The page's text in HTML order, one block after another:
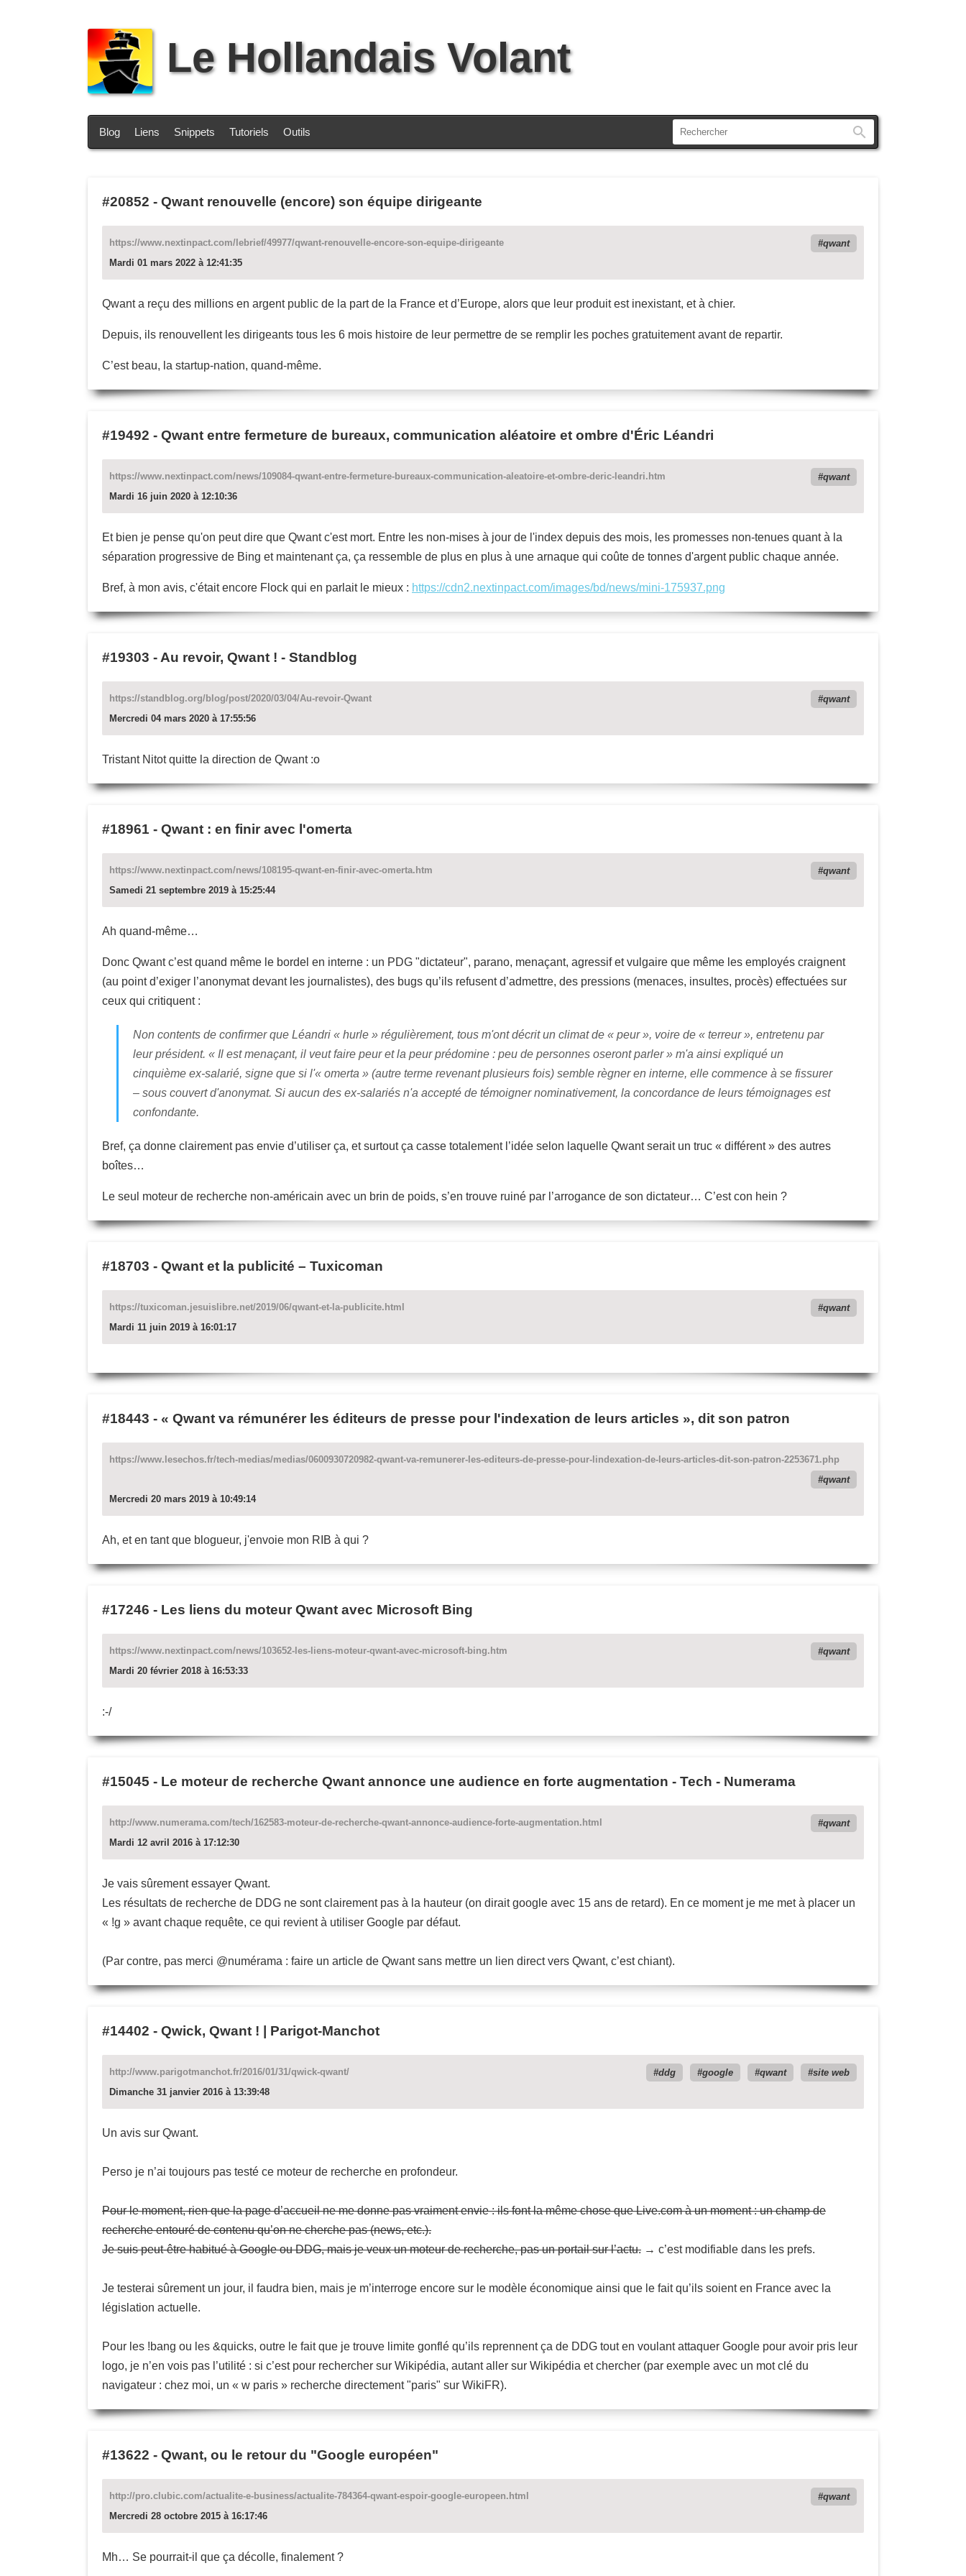
Le Hollandais Volant
Blog Liens Snippets Tutoriels Outils
#20852 - Qwant renouvelle (encore) son équipe dirigeante
https://www.nextinpact.com/lebrief/49977/qwant-renouvelle-encore-son-equipe-dirigeante
qwant
Mardi 01 mars 2022 à 12:41:35
Qwant a reçu des millions en argent public de la part de la France et d’Europe, alors que leur produit est inexistant, et à chier.
Depuis, ils renouvellent les dirigeants tous les 6 mois histoire de leur permettre de se remplir les poches gratuitement avant de repartir.
C’est beau, la startup-nation, quand-même.
#19492 - Qwant entre fermeture de bureaux, communication aléatoire et ombre d'Éric Léandri
https://www.nextinpact.com/news/109084-qwant-entre-fermeture-bureaux-communication-aleatoire-et-ombre-deric-leandri.htm
qwant
Mardi 16 juin 2020 à 12:10:36
Et bien je pense qu'on peut dire que Qwant c'est mort. Entre les non-mises à jour de l'index depuis des mois, les promesses non-tenues quant à la
séparation progressive de Bing et maintenant ça, ça ressemble de plus en plus à une arnaque qui coûte de tonnes d'argent public chaque année.
Bref, à mon avis, c'était encore Flock qui en parlait le mieux : https://cdn2.nextinpact.com/images/bd/news/mini-175937.png
#19303 - Au revoir, Qwant ! - Standblog
https://standblog.org/blog/post/2020/03/04/Au-revoir-Qwant
qwant
Mercredi 04 mars 2020 à 17:55:56
Tristant Nitot quitte la direction de Qwant :o
#18961 - Qwant : en finir avec l'omerta
https://www.nextinpact.com/news/108195-qwant-en-finir-avec-omerta.htm
qwant
Samedi 21 septembre 2019 à 15:25:44
Ah quand-même…
Donc Qwant c’est quand même le bordel en interne : un PDG "dictateur", parano, menaçant, agressif et vulgaire que même les employés craignent
(au point d’exiger l’anonymat devant les journalistes), des bugs qu’ils refusent d’admettre, des pressions (menaces, insultes, procès) effectuées sur
ceux qui critiquent :
Non contents de confirmer que Léandri « hurle » régulièrement, tous m'ont décrit un climat de « peur », voire de « terreur », entretenu par
leur président. « Il est menaçant, il veut faire peur et la peur prédomine : peu de personnes oseront parler » m'a ainsi expliqué un
cinquième ex-salarié, signe que si l'« omerta » (autre terme revenant plusieurs fois) semble règner en interne, elle commence à se fissurer
– sous couvert d'anonymat. Si aucun des ex-salariés n'a accepté de témoigner nominativement, la concordance de leurs témoignages est
confondante.
Bref, ça donne clairement pas envie d’utiliser ça, et surtout ça casse totalement l’idée selon laquelle Qwant serait un truc « différent » des autres
boîtes…
Le seul moteur de recherche non-américain avec un brin de poids, s’en trouve ruiné par l’arrogance de son dictateur… C’est con hein ?
#18703 - Qwant et la publicité – Tuxicoman
https://tuxicoman.jesuislibre.net/2019/06/qwant-et-la-publicite.html
qwant
Mardi 11 juin 2019 à 16:01:17
#18443 - « Qwant va rémunérer les éditeurs de presse pour l'indexation de leurs articles », dit son patron
https://www.lesechos.fr/tech-medias/medias/0600930720982-qwant-va-remunerer-les-editeurs-de-presse-pour-lindexation-de-leurs-articles-dit-son-patron-2253671.php
qwant
Mercredi 20 mars 2019 à 10:49:14
Ah, et en tant que blogueur, j'envoie mon RIB à qui ?
#17246 - Les liens du moteur Qwant avec Microsoft Bing
https://www.nextinpact.com/news/103652-les-liens-moteur-qwant-avec-microsoft-bing.htm
qwant
Mardi 20 février 2018 à 16:53:33
:-/
#15045 - Le moteur de recherche Qwant annonce une audience en forte augmentation - Tech - Numerama
http://www.numerama.com/tech/162583-moteur-de-recherche-qwant-annonce-audience-forte-augmentation.html
qwant
Mardi 12 avril 2016 à 17:12:30
Je vais sûrement essayer Qwant.
Les résultats de recherche de DDG ne sont clairement pas à la hauteur (on dirait google avec 15 ans de retard). En ce moment je me met à placer un
« !g » avant chaque requête, ce qui revient à utiliser Google par défaut.
(Par contre, pas merci @numérama : faire un article de Qwant sans mettre un lien direct vers Qwant, c’est chiant).
#14402 - Qwick, Qwant ! | Parigot-Manchot
http://www.parigotmanchot.fr/2016/01/31/qwick-qwant/ ddg google qwant
site web
Dimanche 31 janvier 2016 à 13:39:48
Un avis sur Qwant.
Perso je n’ai toujours pas testé ce moteur de recherche en profondeur.
Pour le moment, rien que la page d’accueil ne me donne pas vraiment envie : ils font la même chose que Live.com à un moment : un champ de
recherche entouré de contenu qu’on ne cherche pas (news, etc.).
Je suis peut-être habitué à Google ou DDG, mais je veux un moteur de recherche, pas un portail sur l’actu. → c’est modifiable dans les prefs.
Je testerai sûrement un jour, il faudra bien, mais je m’interroge encore sur le modèle économique ainsi que le fait qu’ils soient en France avec la
législation actuelle.
Pour les !bang ou les &quicks, outre le fait que je trouve limite gonflé qu’ils reprennent ça de DDG tout en voulant attaquer Google pour avoir pris leur
logo, je n’en vois pas l’utilité : si c’est pour rechercher sur Wikipédia, autant aller sur Wikipédia et chercher (par exemple avec un mot clé du
navigateur : chez moi, un « w paris » recherche directement "paris" sur WikiFR).
#13622 - Qwant, ou le retour du "Google européen"
http://pro.clubic.com/actualite-e-business/actualite-784364-qwant-espoir-google-europeen.html
qwant
Mercredi 28 octobre 2015 à 16:17:46
Mh… Se pourrait-il que ça décolle, finalement ?